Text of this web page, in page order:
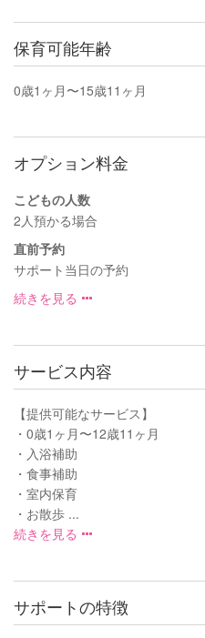
保育可能年齢
0歳1ヶ月〜15歳11ヶ月
オプション料金
こどもの人数
2人預かる場合
直前予約
サポート当日の予約
続きを見る
サービス内容
【提供可能なサービス】
・0歳1ヶ月〜12歳11ヶ月
・入浴補助
・食事補助
・室内保育
・お散歩 ...
続きを見る
サポートの特徴